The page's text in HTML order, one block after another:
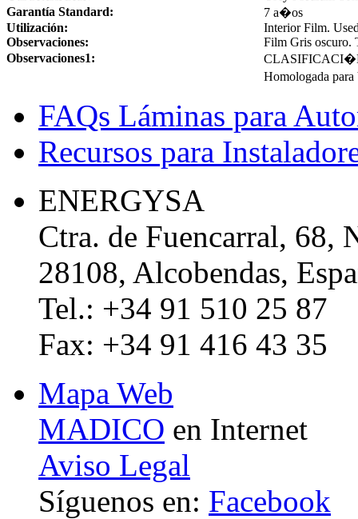
Garantía Standard:
7 a�os
Utilización:
Interior Film.
Observaciones:
Film Gris oscuro.
Observaciones1:
Homologada
FAQs Láminas para
Recursos para
ENERGYSA
Ctra. de Fuencarral, 68,
28108, Alcobendas,
Tel.: +34 91 510 25 87
Fax: +34 91 416 43 35
Mapa Web
MADICO en Internet
Aviso Legal
Síguenos en: Facebook